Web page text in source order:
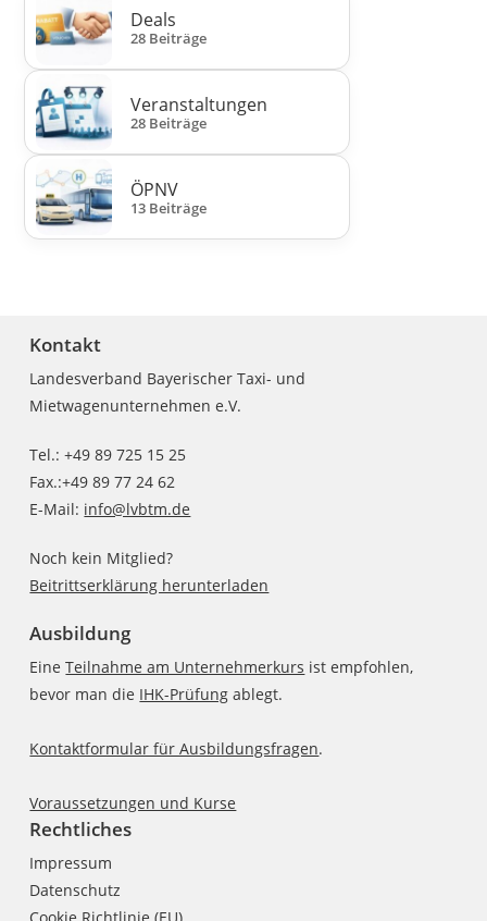
Deals
28 Beiträge
Veranstaltungen
28 Beiträge
ÖPNV
13 Beiträge
Kontakt
Landesverband Bayerischer Taxi- und
Mietwagenunternehmen e.V.
Tel.: +49 89 725 15 25
Fax.:+49 89 77 24 62
E-Mail: info@lvbtm.de
Noch kein Mitglied?
Beitrittserklärung herunterladen
Ausbildung
EineTeilnahme am Unternehmerkurs ist empfohlen,
bevor man die IHK-Prüfung ablegt.
Kontaktformular für Ausbildungsfragen.
Voraussetzungen und Kurse
Rechtliches
Impressum
Datenschutz